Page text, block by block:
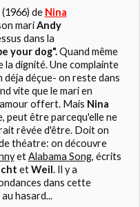
(1966) de Nina
mariAndy
dans la
your dog".Quand même
la dignité. Une complainte
déja déçue- on reste dans
vite que le mari en
offert. Mais Nina
peut être parcequ'elle ne
rêvée d'être. Doit on
théatre: on découvre
etAlabama Song, écrits
etWeil. Il y a
dans cette
hasard...